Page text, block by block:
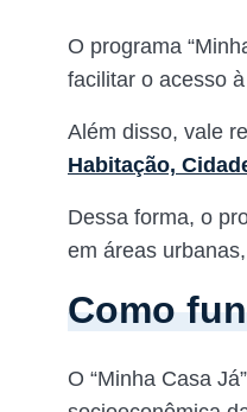
O programa
facilitar o acesso
Além disso, vale
Habitação,
Dessa forma, o
em áreas
Como
O “Minha Casa